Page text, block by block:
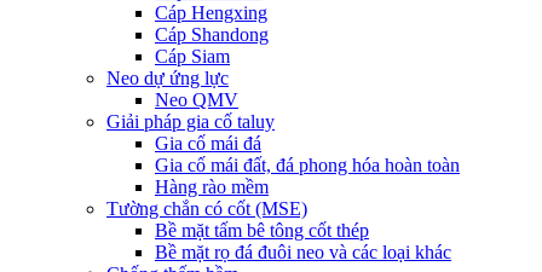
Cáp Hengxing
Cáp Shandong
Cáp Siam
Neo dự ứng lực
Neo QMV
Giải pháp gia cố taluy
Gia cố mái đá
Gia cố mái đất, đá phong hóa hoàn toàn
Hàng rào mềm
Tường chắn có cốt (MSE)
Bề mặt tấm bê tông cốt thép
Bề mặt rọ đá đuôi neo và các loại khác